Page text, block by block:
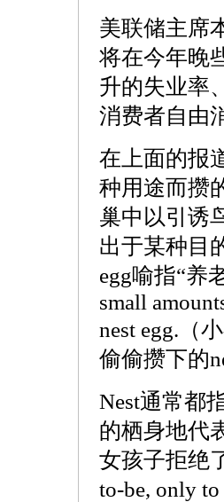
美联储主席
将在今年晚
升的失业率
消费者自由
在上面的报
种用途而攒
巢中以引诱
出于某种目
egg喻指“养
small
nest egg.（
偷偷攒下的
Nest通常都
的栖身地代
女孩子拒绝
to-be, only